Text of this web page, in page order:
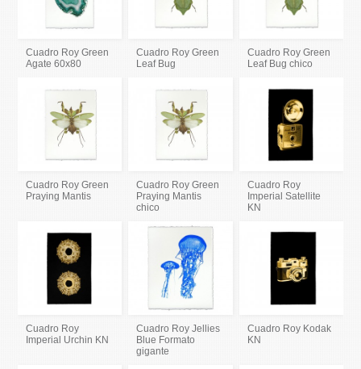
Cuadro Roy Green
Agate 60x80
Cuadro Roy Green
Leaf Bug
Cuadro Roy Green
Leaf Bug chico
Cuadro Roy Green
Praying Mantis
Cuadro Roy Green
Praying Mantis
chico
Cuadro Roy
Imperial Satellite
KN
Cuadro Roy
Imperial Urchin KN
Cuadro Roy Jellies
Blue Formato
gigante
Cuadro Roy Kodak
KN